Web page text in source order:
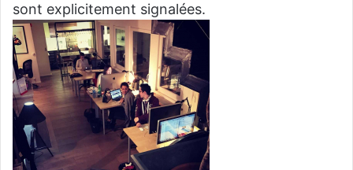
sont explicitement signalées.